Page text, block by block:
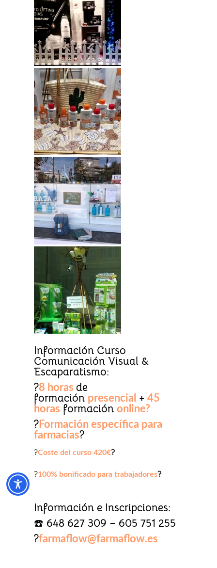
Información Curso
Comunicación Visual &
Escaparatismo:
?8 horas de
formación presencial + 45
horas formación online?
?Formación específica para
farmacias?
?Coste del curso 420€?
?100% bonificado para trabajadores?
Información e Inscripciones:
☎️ 648 627 309 – 605 751 255
?farmaflow@farmaflow.es